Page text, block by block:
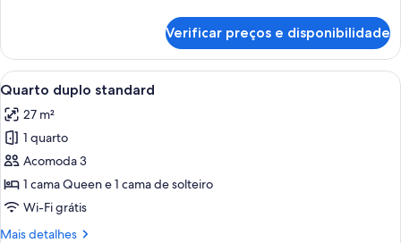
para
o
jardim
(Not
suitable
for
children)
luxo,
banheira
de
hidromassagem,
vista
para
jardim
(Not
suitable
for
children)
Verificar preços e disponibilidade
Carrega
todas
as
fotos
de
Quarto
duplo
Quarto duplo standard | Cortinas
9
Quarto duplo standard
27 m²
1 quarto
Acomoda 3
1 cama Queen e 1 cama de solteiro
Wi-Fi grátis
Mais detalhes
Mais